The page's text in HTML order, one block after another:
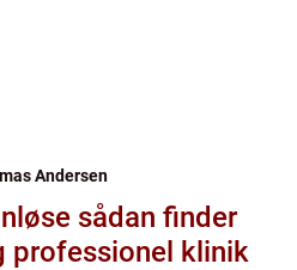
Andersen
finder
professionel klinik